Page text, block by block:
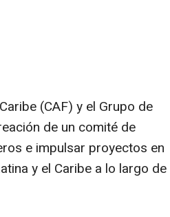
(CAF) y el Grupo de
de un comité de
e impulsar proyectos en
y el Caribe a lo largo de